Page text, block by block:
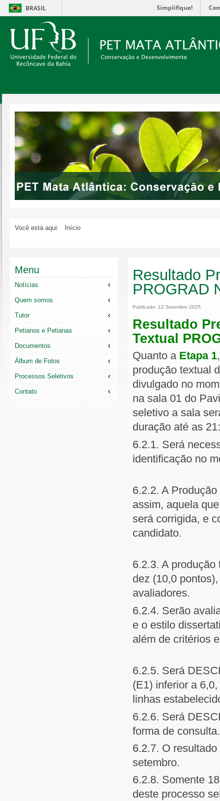
BRASIL Simplifique!
Você está aqui: Início
Resultado
PROGRAD
Publicado: 12 Setembro 2025
Resultado
Textual
Quanto a Etapa 1
produção textual
divulgado no
na sala 01 do
seletivo a sala
duração até as
6.2.1. Será
identificação no
6.2.2. A
assim, aquela
será corrigida, e
candidato.
6.2.3. A
dez (10,0
avaliadores.
6.2.4. Serão
e o estilo
além de critérios
6.2.5. Será
(E1) inferior a
linhas
6.2.6. Será
forma de consulta.
6.2.7. O
setembro.
6.2.8. Somente
deste processo
Menu
Notícias
Quem somos
Tutor
Petianos e Petianas
Documentos
Álbum de Fotos
Processos Seletivos
Contato